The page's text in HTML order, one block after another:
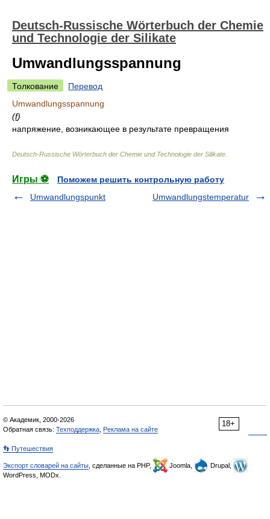
Deutsch-Russische Wörterbuch der Chemie
und Technologie der Silikate
Umwandlungsspannung
Толкование
Перевод
Umwandlungsspannung
(f)
напряжение, возникающее в результате превращения
Deutsch-Russische Wörterbuch der Chemie und Technologie der Silikate
Игры ⚽
Поможем решить контрольную работу
Umwandlungspunkt
Umwandlungstemperatur
18+
© Академик, 2000-2026
Обратная связь: Техподдержка Реклама на сайте
👣 Путешествия
Экспорт словарей на сайты , сделанные на PHP, Joomla,
Drupal,
WordPress, MODx.